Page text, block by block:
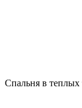
Спальня в теплых